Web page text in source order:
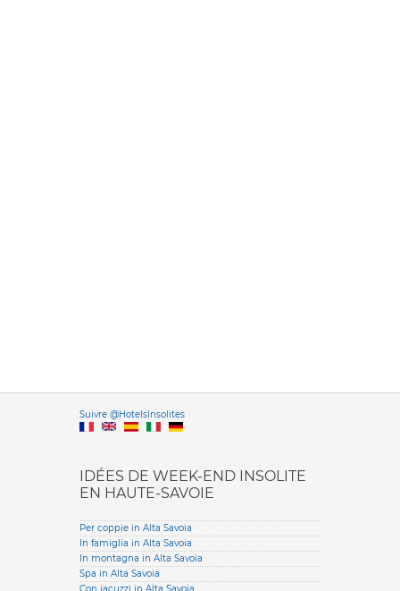
Suivre @HotelsInsolitesVersione
IDÉES DE WEEK-END INSOLITE
EN HAUTE-SAVOIE
Per coppie in Alta Savoia
In famiglia in Alta Savoia
In montagna in Alta Savoia
Spa in Alta Savoia
Con jacuzzi in Alta Savoia